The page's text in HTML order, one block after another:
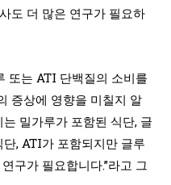
도 더 많은 연구가 필요하
또는 ATI 단백질의 소비를
증상에 영향을 미칠지 알
밀가루가 포함된 식단, 글
, ATI가 포함되지만 글루
구가 필요합니다.”라고 그